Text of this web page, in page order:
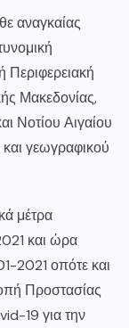
αναγκαίας
Περιφερειακή
Μακεδονίας,
Νοτίου Αιγαίου
και γεωγραφικού
μέτρα
και ώρα
2021 οπότε και
Προστασίας
19 για την